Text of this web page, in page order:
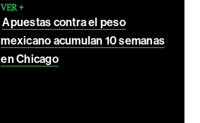
VER +
Apuestas contra el peso
mexicano acumulan 10 semanas
en Chicago